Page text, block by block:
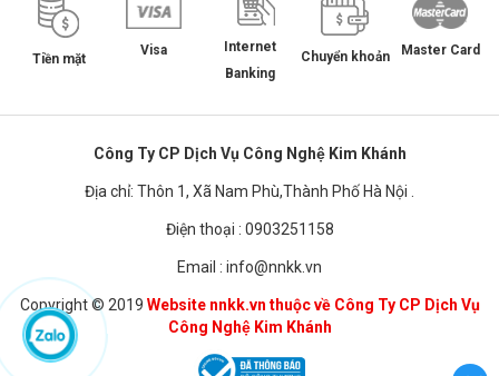
Tiền mặt
Visa
Internet
Banking
Chuyển khoản Master Card
Công Ty CP Dịch Vụ Công Nghệ Kim Khánh
Địa chỉ: Thôn 1, Xã Nam Phù,Thành Phố Hà Nội .
Điện thoại : 0903251158
Email : info@nnkk.vn
Copyright © 2019 Website nnkk.vn thuộc về Công Ty CP Dịch Vụ
Công Nghệ Kim Khánh